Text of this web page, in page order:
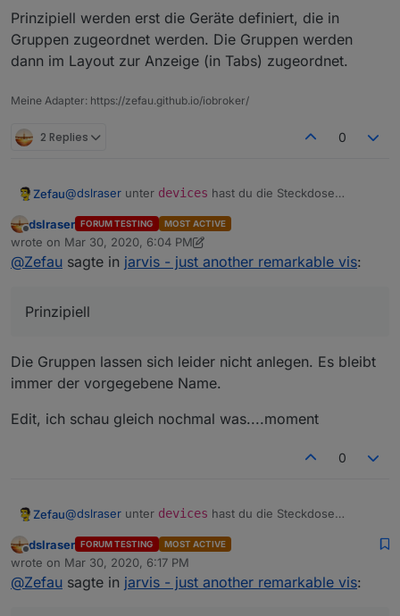
Prinzipiell werden erst die Geräte definiert, die in
Gruppen zugeordnet werden. Die Gruppen werden
dann im Layout zur Anzeige (in Tabs) zugeordnet.
Meine Adapter: https://zefau.github.io/iobroker/
2 Replies 0
Zefau@dslraser unter devices hast du die Steckdose
"newoption") definiert:
Hier ein Beispiel fürLicht:
Mir fällt es scheinbar schwer, es intuitiv zu gestalten.
Offline
dslraser FORUM TESTING MOST ACTIVE
wrote on Mar 30, 2020, 6:04 PM
last edited by dslraserMar 30, 2020, 8:06 PM
@Zefau sagte in jarvis - just another remarkable vis:
Prinzipiell
Die Gruppen lassen sich leider nicht anlegen. Es bleibt
immer der vorgegebene Name.
Edit, ich schau gleich nochmal was....moment
0
Zefau@dslraser unter devices hast du die Steckdose
"newoption") definiert:
Hier ein Beispiel fürLicht:
Offline
dslraser FORUM TESTING MOST ACTIVE
wrote on Mar 30, 2020, 6:17 PM
last edited by
@Zefau sagte in jarvis - just another remarkable vis: